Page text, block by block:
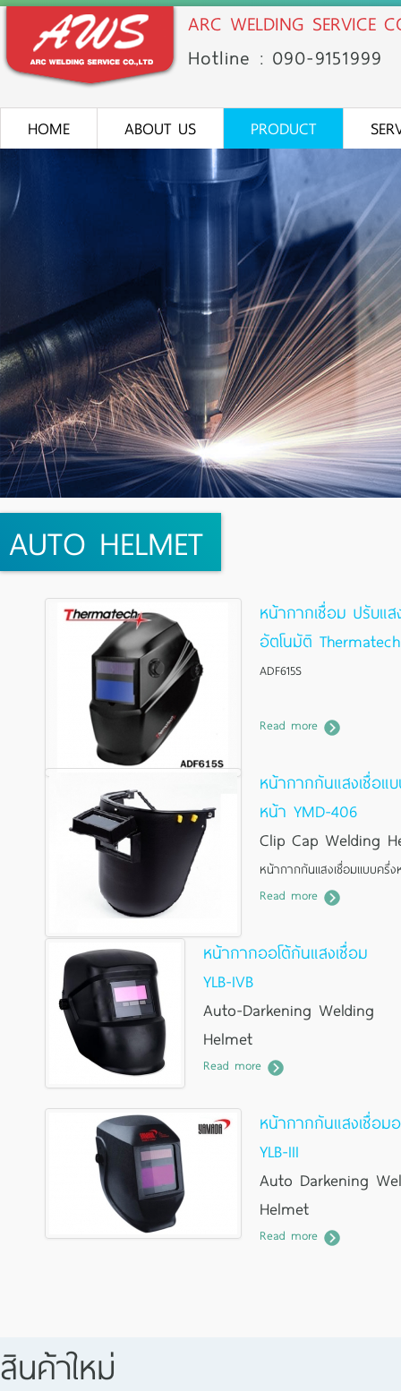
ARC WELDING SERVICE
Hotline : 090-9151999
HOME ABOUT US PRODUCT
AUTO HELMET
หน้ากากเชื่อม ปรับแส
อัตโนมัติ Thermatech
ADF615S
Read more
หน้ากากกันแสงเชื่อแ
หน้า YMD-406
Clip Cap Welding
หน้ากากกันแสงเชื่อมแบบครึ่ง
Read more
หน้ากากออโต้กันแสงเชื่อม
YLB-IVB
Auto-Darkening Welding
Helmet
หน้ากากออโต้กันแสงเชื่อม
Read more
หน้ากากกันแสงเชื่อม
YLB-III
Auto Darkening
Helmet
หน้ากากกันแสงเชื่อมออโต้
Read more
สินค้าใหม่